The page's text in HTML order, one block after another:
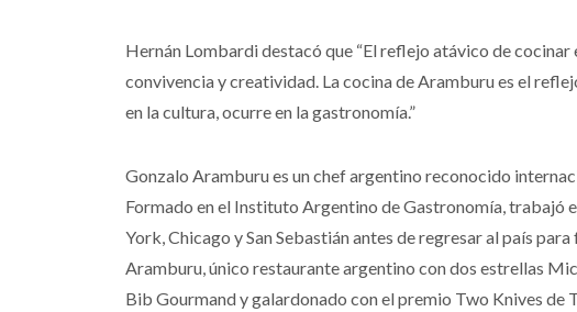
Hernán Lombardi destacó que “El reflejo atávico de cocinar
convivencia y creatividad. La cocina de Aramburu es el
en la cultura, ocurre en la gastronomía.”
Gonzalo Aramburu es un chef argentino reconocido
Formado en el Instituto Argentino de Gastronomía, trabajó
York, Chicago y San Sebastián antes de regresar al país
Aramburu, único restaurante argentino con dos estrellas
Bib Gourmand y galardonado con el premio Two Knives de